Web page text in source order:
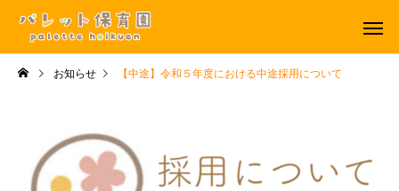
お知らせ 【中途】令和５年度における中途採用について